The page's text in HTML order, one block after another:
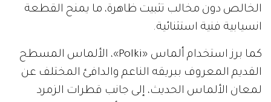
الخالص دون مخالب تثبيت ظاهرة، ما يمنح القطعة
انسيابية فنية استثنائية.
كما برز استخدام ألماس «Polki»، الألماس المسطح
القديم المعروف ببريقه الناعم والدافئ المختلف عن
لمعان الألماس الحديث، إلى جانب قطرات الزمرد